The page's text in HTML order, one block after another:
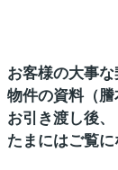
お客様の大事
物件の資料（
お引き渡し後
たまにはご覧